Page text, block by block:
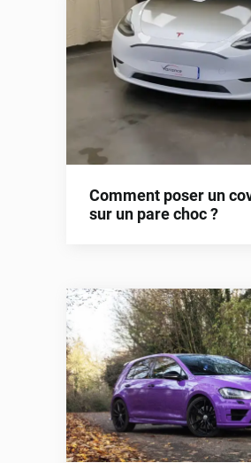
Comment poser un
sur un pare choc ?